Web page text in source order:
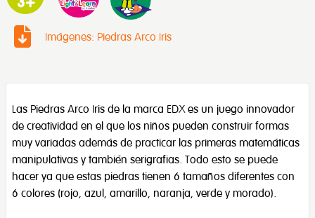
Imágenes: Piedras Arco Iris
Las Piedras Arco Iris de la marca EDX es un juego innovador
de creatividad en el que los niños pueden construir formas
muy variadas además de practicar las primeras matemáticas
manipulativas y también serigrafias. Todo esto se puede
hacer ya que estas piedras tienen 6 tamaños diferentes con
6 colores (rojo, azul, amarillo, naranja, verde y morado).